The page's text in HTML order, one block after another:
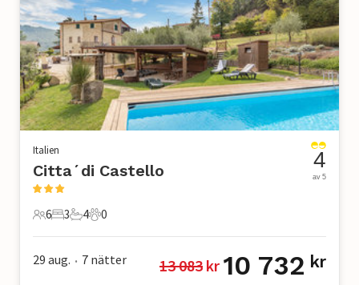
Italien
Citta´di Castello
6 Gäster
6
3 Sovrum
3
4 Badrum
4
0 Husdjur
0
4
av 5
29 aug. • 7 nätter 13 083 kr 10 732 kr